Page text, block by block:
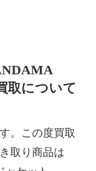
取について
。この度買取
取り商品は